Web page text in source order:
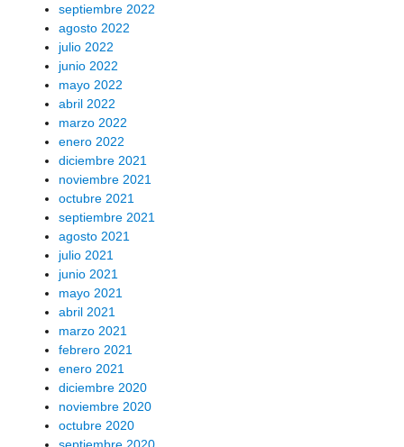
septiembre 2022
agosto 2022
julio 2022
junio 2022
mayo 2022
abril 2022
marzo 2022
enero 2022
diciembre 2021
noviembre 2021
octubre 2021
septiembre 2021
agosto 2021
julio 2021
junio 2021
mayo 2021
abril 2021
marzo 2021
febrero 2021
enero 2021
diciembre 2020
noviembre 2020
octubre 2020